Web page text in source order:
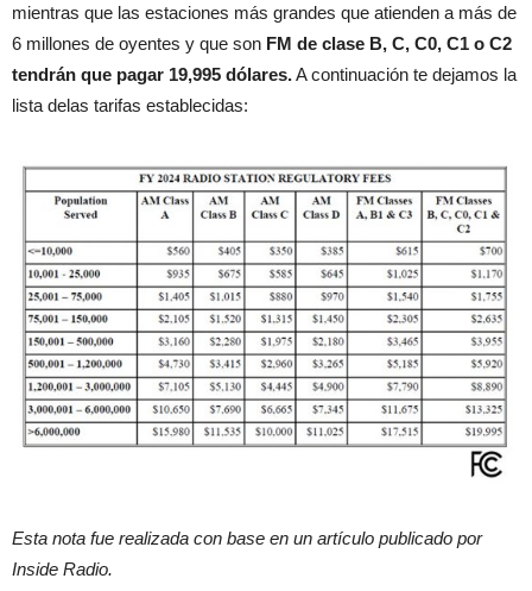
mientras que las estaciones más grandes que atienden a más de
6 millones de oyentes y que son FM de clase B, C, C0, C1 o C2
tendrán que pagar 19,995 dólares.A continuación te dejamos la
lista delas tarifas establecidas:
Esta nota fue realizada con base en un artículo publicado por
Inside Radio.